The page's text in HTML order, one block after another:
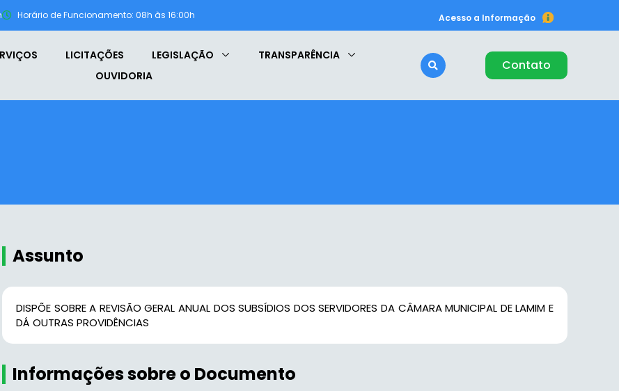
Horário de Funcionamento: 08h às 16:00h Acesso a Informação
LICITAÇÕES LEGISLAÇÃO
TRANSPARÊNCIA
OUVIDORIA
Contato
Assunto
DISPÕE SOBRE A REVISÃO GERAL ANUAL DOS SUBSÍDIOS DOS SERVIDORES DA CÂMARA MUNICIPAL DE LAMIM E
DÁ OUTRAS PROVIDÊNCIAS
Informações sobre o Documento